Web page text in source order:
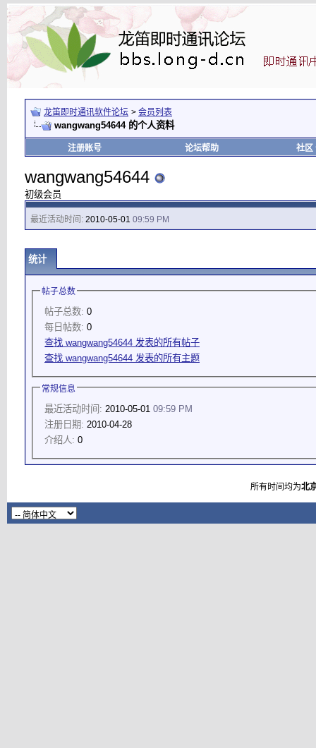
龙笛即时通讯软件论坛 > 会员列表
wangwang54644 的个人资料
注册账号 论坛帮助 社区
wangwang54644
初级会员
最近活动时间: 2010-05-01 09:59 PM
统计
帖子总数
帖子总数: 0
每日帖数: 0
查找 wangwang54644 发表的所有帖子
查找 wangwang54644 发表的所有主题
常规信息
最近活动时间: 2010-05-01 09:59 PM
注册日期: 2010-04-28
介绍人: 0
所有时间均为北